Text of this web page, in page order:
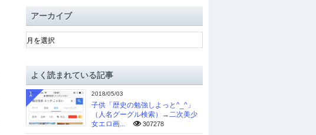
アーカイブ
ア
ー
ブよく読まれている記事
2018/05/03
子供「歴史の勉強しよっと^_^」
（人名グーグル検索）→二次美少
女エロ画...
307278
1